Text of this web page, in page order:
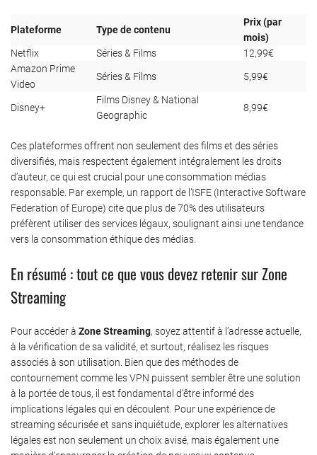
Plateforme Type de contenu
Prix (par
mois)
Netflix
Séries & Films
12,99€
Amazon Prime
Video
Séries & Films 5,99€
Disney+
Films Disney & National
Geographic
8,99€
Ces plateformes offrent non seulement des films et des séries
diversifiés, mais respectent également intégralement les droits
d’auteur, ce qui est crucial pour une consommation médias
responsable. Par exemple, un rapport de l’ISFE (Interactive Software
Federation of Europe) cite que plus de 70% des utilisateurs
préfèrent utiliser des services légaux, soulignant ainsi une tendance
vers la consommation éthique des médias.
En résumé : tout ce que vous devez retenir sur Zone
Streaming
Pour accéder à Zone Streaming, soyez attentif à l’adresse actuelle,
à la vérification de sa validité, et surtout, réalisez les risques
associés à son utilisation. Bien que des méthodes de
contournement comme les VPN puissent sembler être une solution
à la portée de tous, il est fondamental d’être informé des
implications légales qui en découlent. Pour une expérience de
streaming sécurisée et sans inquiétude, explorer les alternatives
légales est non seulement un choix avisé, mais également une